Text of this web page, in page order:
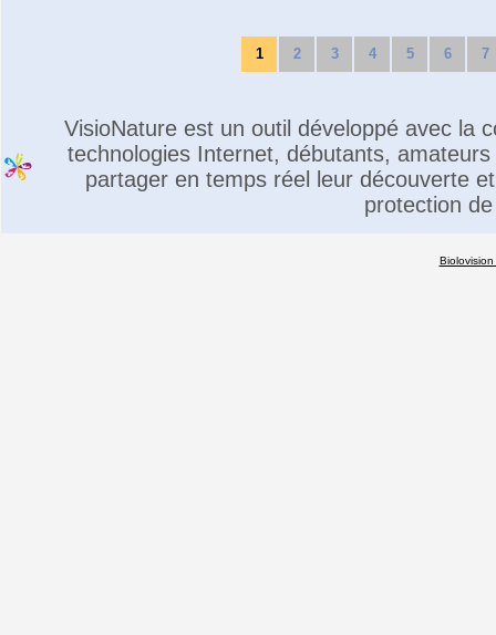
1 2 3 4 5 6 7
VisioNature est un outil développé avec la
technologies Internet, débutants,
partager en temps réel leur découverte
protection
Biolovision